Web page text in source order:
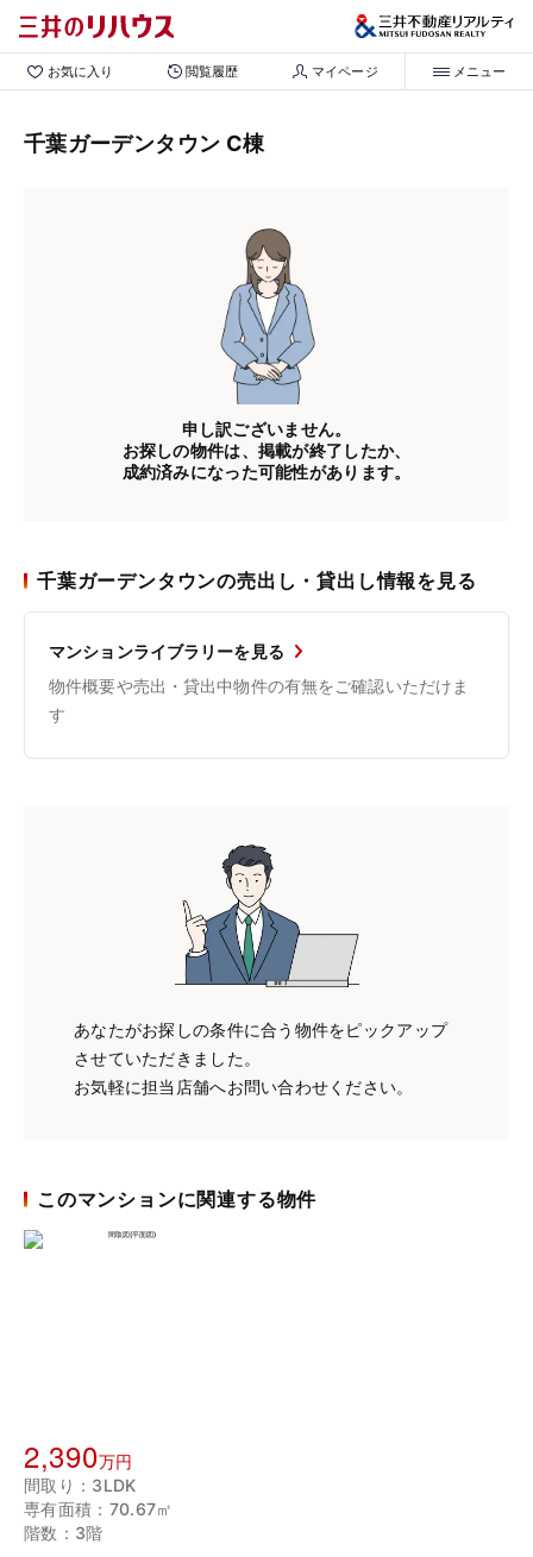
お気に入り 閲覧履歴 マイページ メニュー
千葉ガーデンタウン C棟
申し訳ございません。
お探しの物件は、掲載が終了したか、
成約済みになった可能性があります。
千葉ガーデンタウンの売出し・貸出し情報を見る
マンションライブラリーを見る
物件概要や売出・貸出中物件の有無をご確認いただけま
す
あなたがお探しの条件に合う物件をピックアップ
させていただきました。
お気軽に担当店舗へお問い合わせください。
このマンションに関連する物件
2,390万円
間取り：3LDK
専有面積：70.67㎡
階数：3階